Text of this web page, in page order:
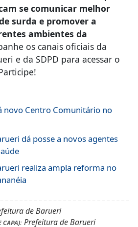
se comunicar melhor
surda e promover a
ambientes da
os canais oficiais da
e da SDPD para acessar o
Centro Comunitário no
dá posse a novos agentes
realiza ampla reforma no
de Barueri
CAPA):Prefeitura de Barueri